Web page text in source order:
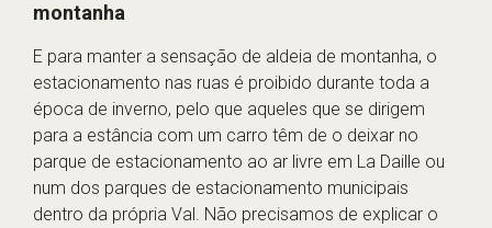
montanha
E para manter a sensação de aldeia de montanha, o
estacionamento nas ruas é proibido durante toda a
época de inverno, pelo que aqueles que se dirigem
para a estância com um carro têm de o deixar no
parque de estacionamento ao ar livre em La Daille ou
num dos parques de estacionamento municipais
dentro da própria Val. Não precisamos de explicar o